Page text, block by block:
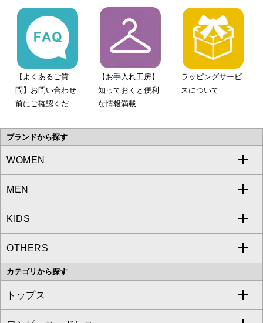
【よくあるご質
問】お問い合わせ
前にご確認くださ
【お手入れ工房】
知っておくと便利
な情報満載
ラッピングサービ
スについて
ブランドから探す
WOMEN
a.v.v
MICHEL KLEIN
MK MICHEL KLEIN
OFUON le MK
MEN
a.v.v
MICHEL KLEIN HOMME
MK MICHEL KLEIN HOMME
KIDS
a.v.v
OTHERS
MK MICHEL KLEIN BAG
カテゴリから探す
トップス